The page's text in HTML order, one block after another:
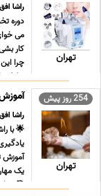
تهران
راشا افق
دوره
می
کار
چرا
254 روز پیش
تهران
راشا افق
🌟 با
آموزش
یک
🎯 چرا